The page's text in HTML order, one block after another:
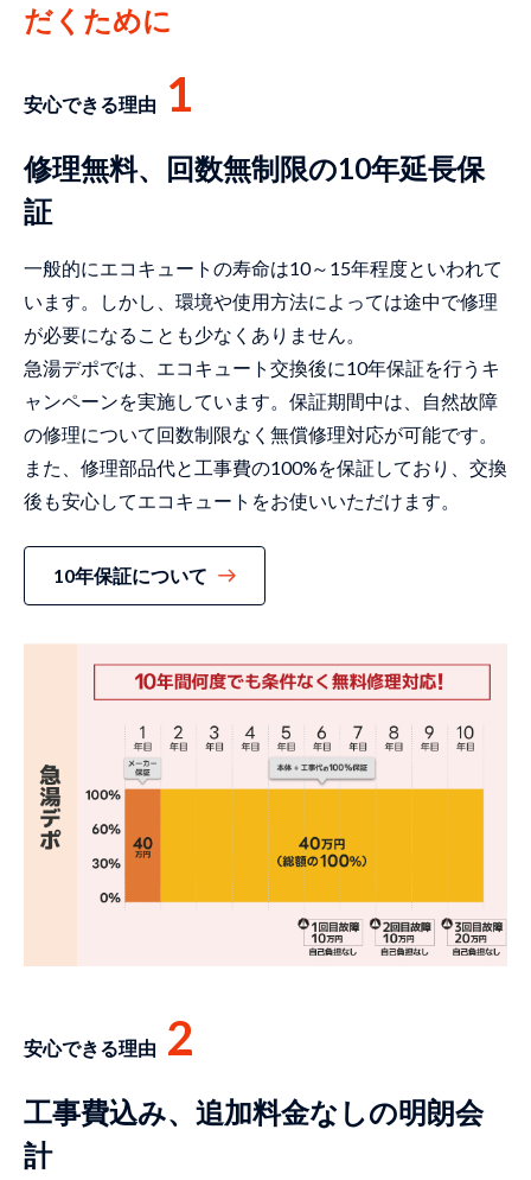
だくために
安心できる理由 1
修理無料、回数無制限の10年延長保
証
一般的にエコキュートの寿命は10～15年程度といわれて
います。しかし、環境や使用方法によっては途中で修理
が必要になることも少なくありません。
急湯デポでは、エコキュート交換後に10年保証を行うキ
ャンペーンを実施しています。保証期間中は、自然故障
の修理について回数制限なく無償修理対応が可能です。
また、修理部品代と工事費の100%を保証しており、交換
後も安心してエコキュートをお使いいただけます。
10年保証について
安心できる理由 2
工事費込み、追加料金なしの明朗会
計